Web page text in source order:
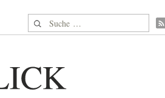
Suche nach: